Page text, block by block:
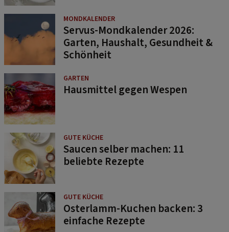
MONDKALENDER
Servus-Mondkalender 2026:
Garten, Haushalt, Gesundheit &
Schönheit
GARTEN
Hausmittel gegen Wespen
GUTE KÜCHE
Saucen selber machen: 11
beliebte Rezepte
GUTE KÜCHE
Osterlamm-Kuchen backen: 3
einfache Rezepte